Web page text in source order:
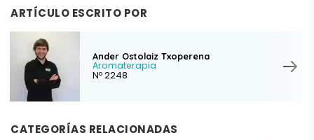
ARTÍCULO ESCRITO POR
Ander Ostolaiz Txoperena
Aromaterapia
Nº 2248
CATEGORÍAS RELACIONADAS